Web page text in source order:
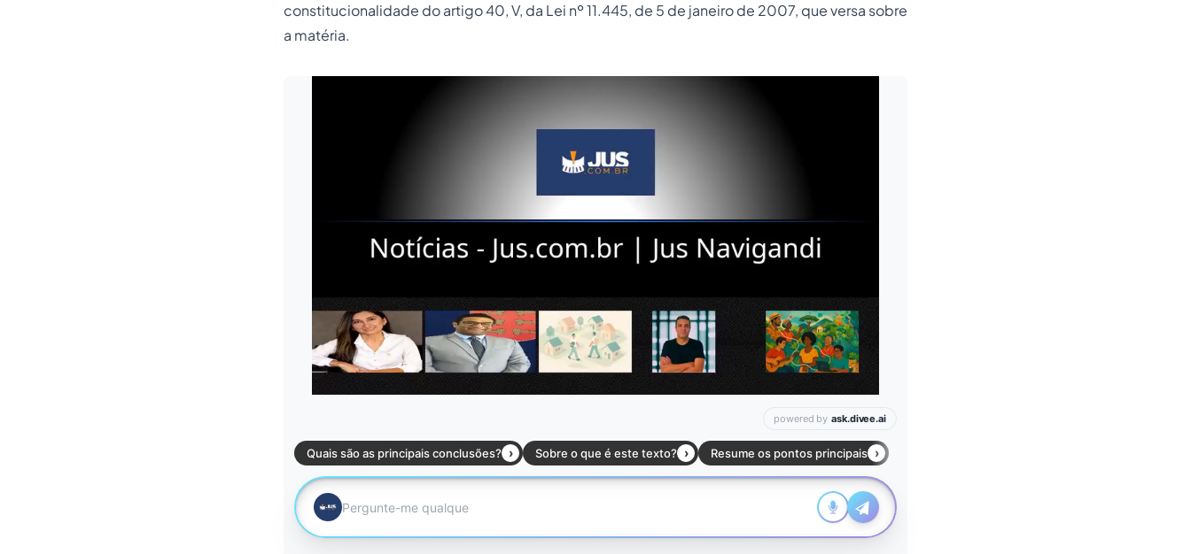
constitucionalidade do artigo 40, V, da Lei nº 11.445, de 5 de janeiro de 2007, que versa sobre
a matéria.